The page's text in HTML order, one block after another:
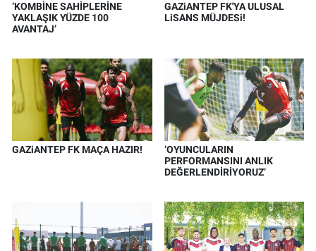
‘KOMBİNE SAHİPLERİNE
YAKLAŞIK YÜZDE 100
AVANTAJ’
GAZiANTEP FK'YA ULUSAL
LiSANS MÜJDESi!
GAZiANTEP FK MAÇA HAZIR!
‘OYUNCULARIN
PERFORMANSINI ANLIK
DEĞERLENDİRİYORUZ’